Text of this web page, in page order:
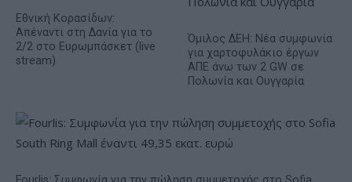
Εθνική Κορασίδων:
Απέναντι στη Δανία για το
2/2 στο Ευρωμπάσκετ (live
stream)
Όμιλος ΔΕΗ: Νέα συμφωνία
για χαρτοφυλάκιο έργων
ΑΠΕ άνω των 2 GW σε
Πολωνία και Ουγγαρία